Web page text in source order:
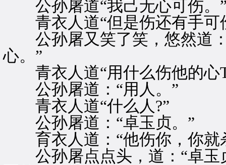
公孙屠道“我己无心可伤。
青衣人道“但是伤还有手可
公孙屠又笑了笑，悠然道：
心。”
青衣人道“用什么伤他的心
公孙屠道：“用人。”
青衣人道“什么人?”
公孙屠道：“卓玉贞。”
育衣人道：“他伤你，你就
公孙屠点点头，道：“卓玉